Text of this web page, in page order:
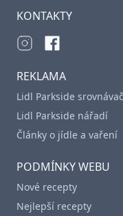
KONTAKTY
REKLAMA
Lidl Parkside
Lidl Parkside nářadí
Články o jídle a vaření
PODMÍNKY WEBU
Nové recepty
Nejlepší recepty